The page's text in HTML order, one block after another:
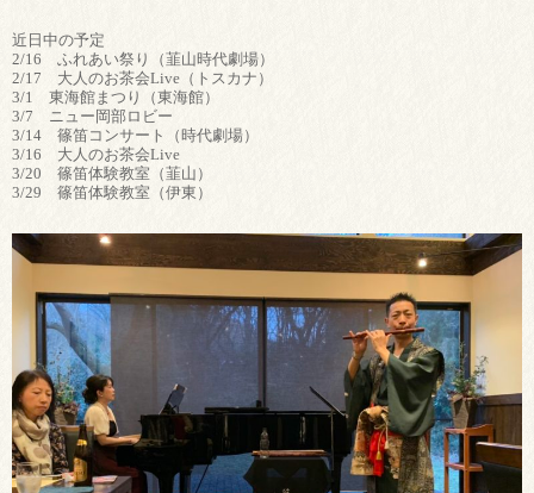
近日中の予定
2/16 ふれあい祭り（韮山時代劇場）
2/17 大人のお茶会Live（トスカナ）
3/1 東海館まつり（東海館）
3/7 ニュー岡部ロビー
3/14 篠笛コンサート（時代劇場）
3/16 大人のお茶会Live
3/20 篠笛体験教室（韮山）
3/29 篠笛体験教室（伊東）